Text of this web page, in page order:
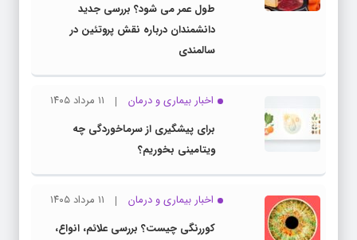
طول عمر می شود؟ بررسی جدید
دانشمندان درباره نقش پروتئین در
سالمندی
اخبار بیماری و درمان
۱۱ مرداد ۱۴۰۵
برای پیشگیری از سرماخوردگی چه
ویتامینی بخوریم؟
اخبار بیماری و درمان
۱۱ مرداد ۱۴۰۵
کوررنگی چیست؟ بررسی علائم، انواع،